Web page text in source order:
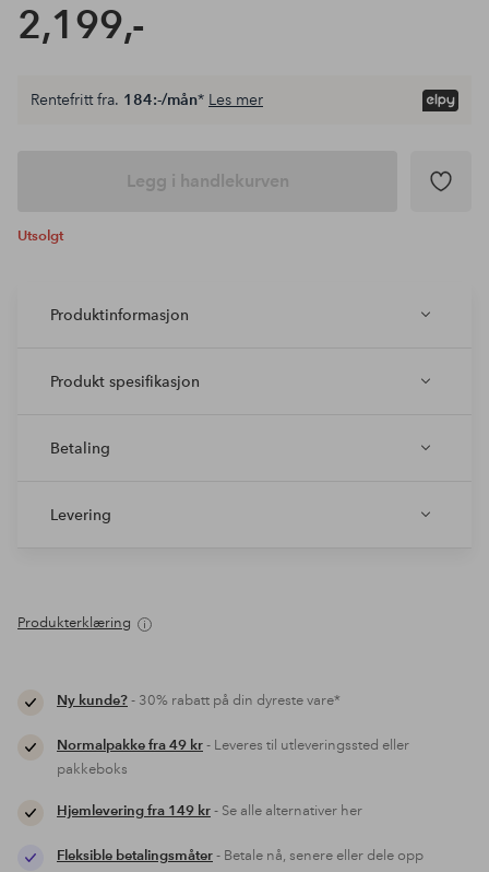
2,199,-
Rentefritt fra. 184:-/mån* Les mer
Legg i handlekurven
Utsolgt
Produktinformasjon
Produkt spesifikasjon
Betaling
Levering
Produkterklæring
Ny kunde?- 30% rabatt på din dyreste vare*
Normalpakke fra 49 kr- Leveres til utleveringssted eller
pakkeboks
Hjemlevering fra 149 kr- Se alle alternativer her
Fleksible betalingsmåter- Betale nå, senere eller dele opp